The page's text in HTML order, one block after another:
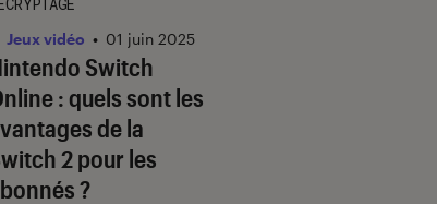
Switch
: quels sont les
de la
2 pour les
?
Jeux vidéo • 01 juin 2025